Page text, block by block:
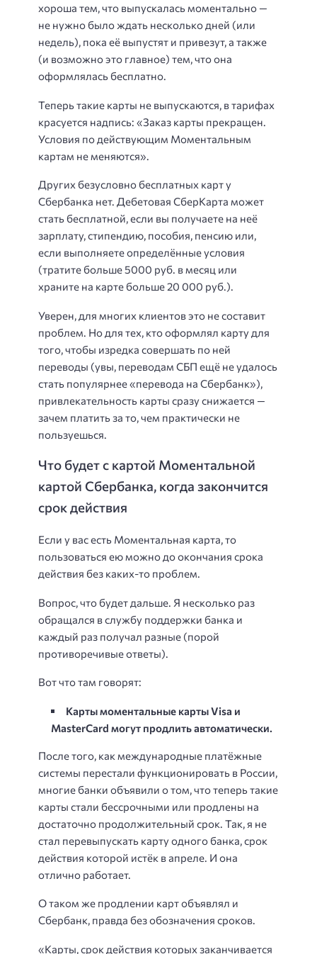
хороша тем, что выпускалась моментально —
не нужно было ждать несколько дней (или
недель), пока её выпустят и привезут, а также
(и возможно это главное) тем, что она
оформлялась бесплатно.
Теперь такие карты не выпускаются, в тарифах
красуется надпись: «Заказ карты прекращен.
Условия по действующим Моментальным
картам не меняются».
Других безусловно бесплатных карт у
Сбербанка нет. Дебетовая СберКарта может
стать бесплатной, если вы получаете на неё
зарплату, стипендию, пособия, пенсию или,
если выполняете определённые условия
(тратите больше 5000 руб. в месяц или
храните на карте больше 20 000 руб.).
Уверен, для многих клиентов это не составит
проблем. Но для тех, кто оформлял карту для
того, чтобы изредка совершать по ней
переводы (увы, переводам СБП ещё не удалось
стать популярнее «перевода на Сбербанк»),
привлекательность карты сразу снижается —
зачем платить за то, чем практически не
пользуешься.
Что будет с картой Моментальной
картой Сбербанка, когда закончится
срок действия
Если у вас есть Моментальная карта, то
пользоваться ею можно до окончания срока
действия без каких-то проблем.
Вопрос, что будет дальше. Я несколько раз
обращался в службу поддержки банка и
каждый раз получал разные (порой
противоречивые ответы).
Вот что там говорят:
Карты моментальные картыVisa и
MasterCard могут продлить автоматически.
После того, как международные платёжные
системы перестали функционировать в России,
многие банки объявили о том, что теперь такие
карты стали бессрочными или продлены на
достаточно продолжительный срок. Так, я не
стал перевыпускать карту одного банка, срок
действия которой истёк в апреле. И она
отлично работает.
О таком же продлении карт объявлял и
Сбербанк, правда без обозначения сроков.
«Карты, срок действия которых заканчивается